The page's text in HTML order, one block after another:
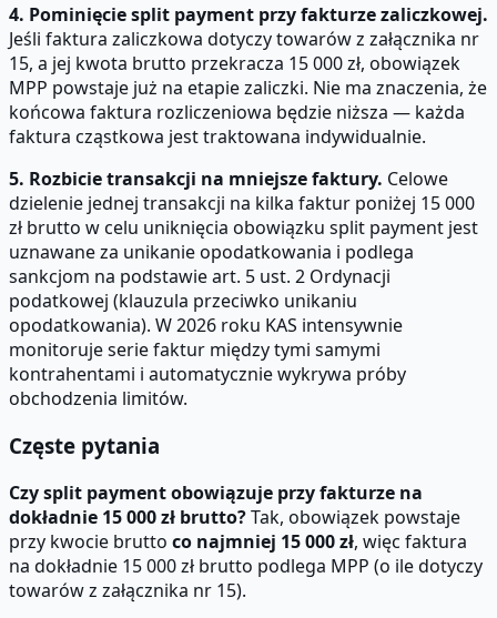
4. Pominięcie split payment przy fakturze zaliczkowej.
Jeśli faktura zaliczkowa dotyczy towarów z załącznika nr
15, a jej kwota brutto przekracza 15 000 zł, obowiązek
MPP powstaje już na etapie zaliczki. Nie ma znaczenia, że
końcowa faktura rozliczeniowa będzie niższa — każda
faktura cząstkowa jest traktowana indywidualnie.
5. Rozbicie transakcji na mniejsze faktury. Celowe
dzielenie jednej transakcji na kilka faktur poniżej 15 000
zł brutto w celu uniknięcia obowiązku split payment jest
uznawane za unikanie opodatkowania i podlega
sankcjom na podstawie art. 5 ust. 2 Ordynacji
podatkowej (klauzula przeciwko unikaniu
opodatkowania). W 2026 roku KAS intensywnie
monitoruje serie faktur między tymi samymi
kontrahentami i automatycznie wykrywa próby
obchodzenia limitów.
Częste pytania
Czy split payment obowiązuje przy fakturze na
dokładnie 15 000 zł brutto?Tak, obowiązek powstaje
przy kwocie brutto co najmniej 15 000 zł, więc faktura
na dokładnie 15 000 zł brutto podlega MPP (o ile dotyczy
towarów z załącznika nr 15).